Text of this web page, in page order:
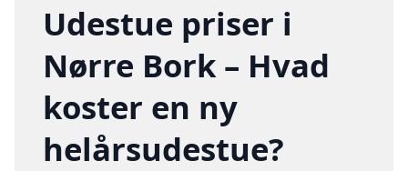
Udestue priser i
Nørre Bork – Hvad
koster en ny
helårsudestue?